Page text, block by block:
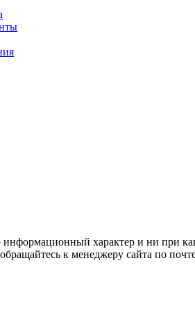
информационный характер и ни при
к менеджеру сайта по